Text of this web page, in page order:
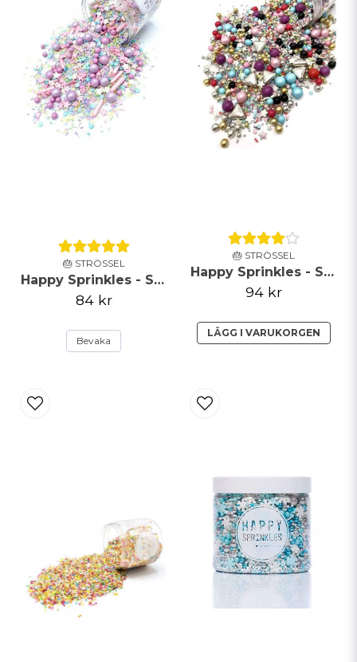
🎂 STRÖSSEL
Happy Sprinkles - Strössel - Pastel Vibes - 90g
84 kr
Bevaka
🎂 STRÖSSEL
Happy Sprinkles - Strössel - Celebrations - 90g
94 kr
LÄGG I VARUKORGEN
Skicka fråga